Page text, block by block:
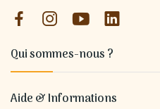
Qui sommes-nous ?
Aide & Informations